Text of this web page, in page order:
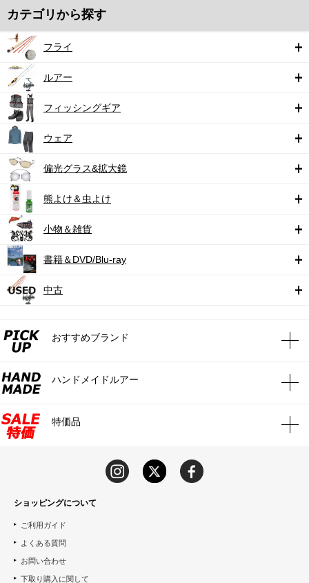
カテゴリから探す
フライ
ルアー
フィッシングギア
ウェア
偏光グラス&拡大鏡
熊よけ＆虫よけ
小物＆雑貨
書籍＆DVD/Blu-ray
中古
おすすめブランド
ハンドメイドルアー
特価品
ショッピングについて
ご利用ガイド
よくある質問
お問い合わせ
下取り購入に関して